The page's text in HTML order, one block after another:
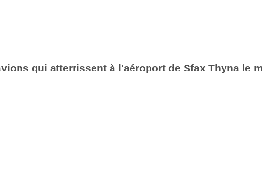
qui atterrissent à l'aéroport de Sfax Thyna le